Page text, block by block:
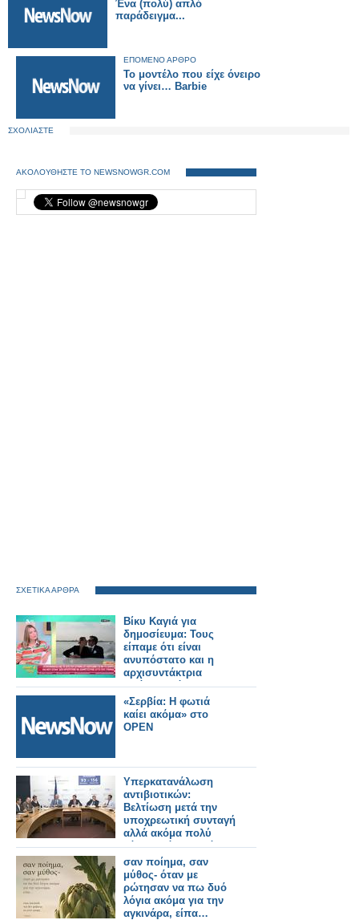
Ένα (πολύ) απλό
παράδειγμα...
ΕΠΟΜΕΝΟ ΑΡΘΡΟ
Το μοντέλο που είχε όνειρο
να γίνει… Barbie
ΣΧΟΛΙΑΣΤΕ
ΑΚΟΛΟΥΘΗΣΤΕ ΤΟ NEWSNOWGR.COM
ΣΧΕΤΙΚΑ ΑΡΘΡΑ
Βίκυ Καγιά για
δημοσίευμα: Τους
είπαμε ότι είναι
ανυπόστατο και η
αρχισυντάκτρια
απάντησε ότι δεν
μπορεί να διαψεύσει
τον εαυτό της
«Σερβία: Η φωτιά
καίει ακόμα» στο
OPEN
Υπερκατανάλωση
αντιβιοτικών:
Βελτίωση μετά την
υποχρεωτική συνταγή
αλλά ακόμα πολύ
κάτω από τον στόχο!
σαν ποίημα, σαν
μύθος- όταν με
ρώτησαν να πω δυό
λόγια ακόμα για την
αγκινάρα, είπα…